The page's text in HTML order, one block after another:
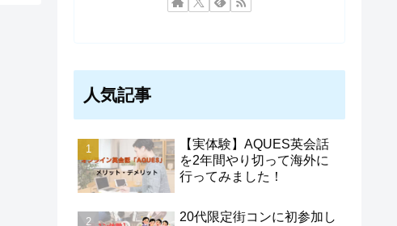
人気記事
【実体験】AQUES英会話
を2年間やり切って海外に
行ってみました！
20代限定街コンに初参加し